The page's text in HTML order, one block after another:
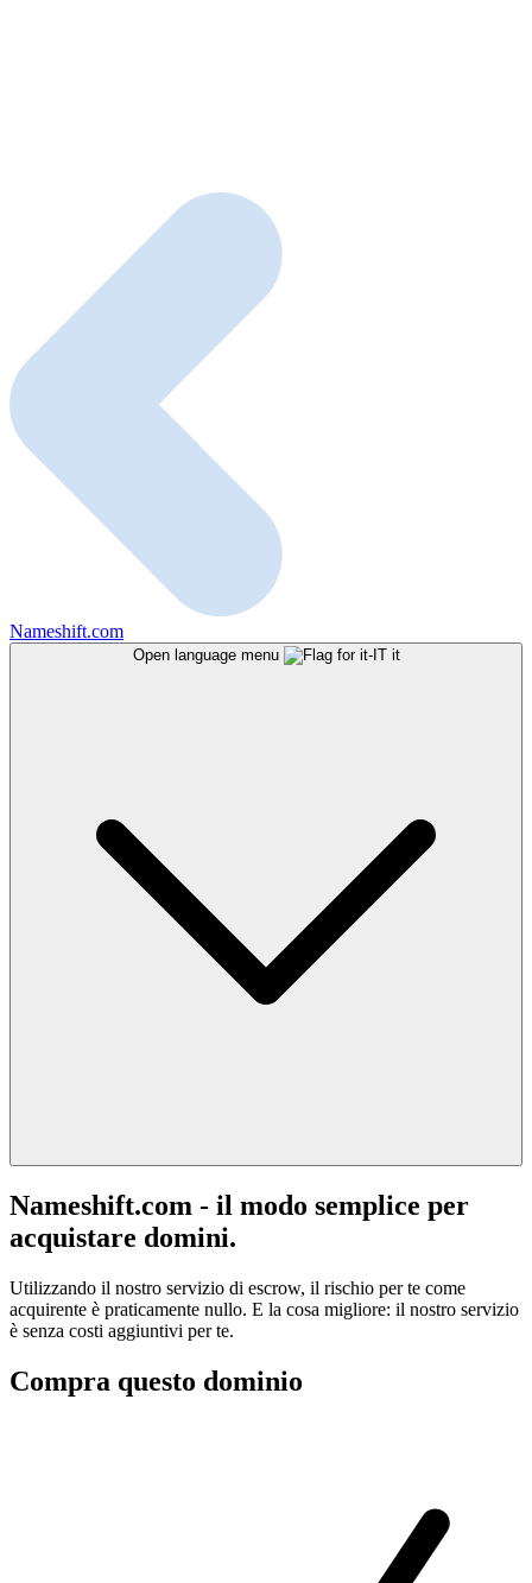
Nameshift.com
Open language menu it
Nameshift.com - il modo semplice per
acquistare domini.
Utilizzando il nostro servizio di escrow, il rischio per te come
acquirente è praticamente nullo. E la cosa migliore: il nostro servizio
è senza costi aggiuntivi per te.
Compra questo dominio